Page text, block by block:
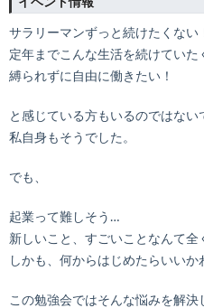
サラリーマンずっと続けたくない
定年までこんな生活を続けていた
縛られずに自由に働きたい！
と感じている方もいるのではない
私自身もそうでした。
でも、
起業って難しそう…
新しいこと、すごいことなんて
しかも、何からはじめたらいい
この勉強会ではそんな悩みを解